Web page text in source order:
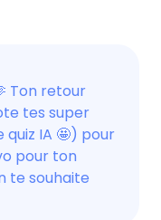
Ton retour
tes super
quiz IA 🤩) pour
pour ton
te souhaite